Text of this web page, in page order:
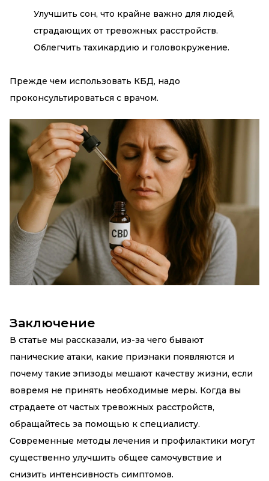
Улучшить сон, что крайне важно для людей,
страдающих от тревожных расстройств.
Облегчить тахикардию и головокружение.
Прежде чем использовать КБД, надо
проконсультироваться с врачом.
Заключение
В статье мы рассказали, из-за чего бывают
панические атаки, какие признаки появляются и
почему такие эпизоды мешают качеству жизни, если
вовремя не принять необходимые меры. Когда вы
страдаете от частых тревожных расстройств,
обращайтесь за помощью к специалисту.
Современные методы лечения и профилактики могут
существенно улучшить общее самочувствие и
снизить интенсивность симптомов.